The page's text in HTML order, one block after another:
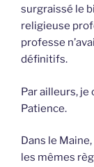
surgraissé le
religieuse
professe
définitifs.
Par ailleurs, je
Patience.
Dans le
les mêmes